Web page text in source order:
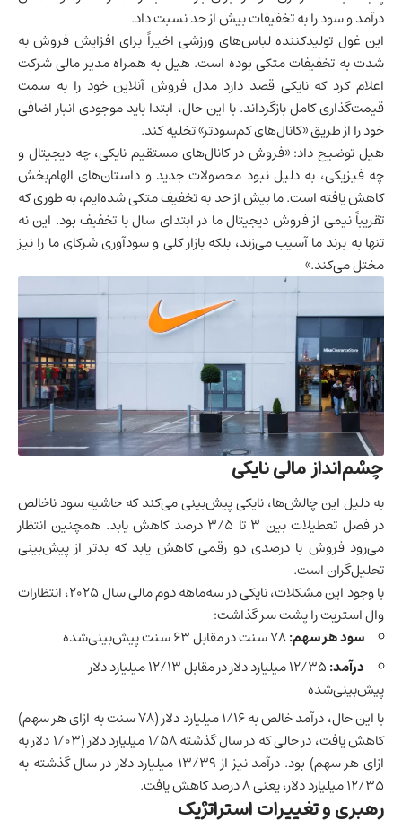
درآمد و سود را به تخفیفات بیش از حد نسبت داد.
این غول تولیدکننده لباس‌های ورزشی اخیراً برای افزایش فروش به
شدت به تخفیفات متکی بوده است. هیل به همراه مدیر مالی شرکت
اعلام کرد که نایکی قصد دارد مدل فروش آنلاین خود را به سمت
قیمت‌گذاری کامل بازگرداند. با این حال، ابتدا باید موجودی انبار اضافی
خود را از طریق «کانال‌های کم‌سودتر» تخلیه کند.
هیل توضیح داد: «فروش در کانال‌های مستقیم نایکی، چه دیجیتال و
چه فیزیکی، به دلیل نبود محصولات جدید و داستان‌های الهام‌بخش
کاهش یافته است. ما بیش از حد به تخفیف متکی شده‌ایم، به طوری که
تقریباً نیمی از فروش دیجیتال ما در ابتدای سال با تخفیف بود. این نه
تنها به برند ما آسیب می‌زند، بلکه بازار کلی و سودآوری شرکای ما را نیز
مختل می‌کند.»
چشم‌انداز مالی نایکی
به دلیل این چالش‌ها، نایکی پیش‌بینی می‌کند که حاشیه سود ناخالص
در فصل تعطیلات بین ۳ تا ۳/۵ درصد کاهش یابد. همچنین انتظار
می‌رود فروش با درصدی دو رقمی کاهش یابد که بدتر از پیش‌بینی
تحلیل‌گران است.
با وجود این مشکلات، نایکی در سه‌ماهه دوم مالی سال ۲۰۲۵، انتظارات
وال استریت را پشت سر گذاشت:
سود هر سهم:
درآمد:
۱۲/۳۵ میلیارد دلار در مقابل ۱۲/۱۳ میلیارد دلار
پیش‌بینی‌شده
با این حال، درآمد خالص به ۱/۱۶ میلیارد دلار (۷۸ سنت به ازای هر سهم)
کاهش یافت، در حالی که در سال گذشته ۱/۵۸ میلیارد دلار (۱/۰۳ دلار به
ازای هر سهم) بود. درآمد نیز از ۱۳/۳۹ میلیارد دلار در سال گذشته به
۱۲/۳۵ میلیارد دلار، یعنی ۸ درصد کاهش یافت.
رهبری و تغییرات استراتژیک